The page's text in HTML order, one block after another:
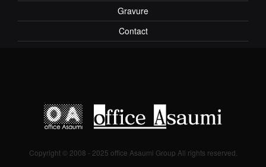
Gravure
Contact
Copyright © 2008 - 2025 office Asaumi Group All rights reserved.